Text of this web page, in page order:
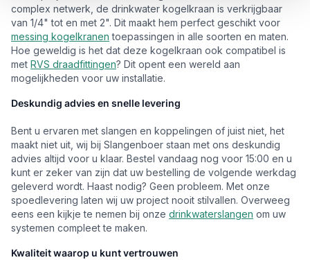
complex netwerk, de drinkwater kogelkraan is verkrijgbaar
van 1/4" tot en met 2". Dit maakt hem perfect geschikt voor
messing kogelkranen toepassingen in alle soorten en maten.
Hoe geweldig is het dat deze kogelkraan ook compatibel is
met RVS draadfittingen? Dit opent een wereld aan
mogelijkheden voor uw installatie.
Deskundig advies en snelle levering
Bent u ervaren met slangen en koppelingen of juist niet, het
maakt niet uit, wij bij Slangenboer staan met ons deskundig
advies altijd voor u klaar. Bestel vandaag nog voor 15:00 en u
kunt er zeker van zijn dat uw bestelling de volgende werkdag
geleverd wordt. Haast nodig? Geen probleem. Met onze
spoedlevering laten wij uw project nooit stilvallen. Overweeg
eens een kijkje te nemen bij onze drinkwaterslangen om uw
systemen compleet te maken.
Kwaliteit waarop u kunt vertrouwen